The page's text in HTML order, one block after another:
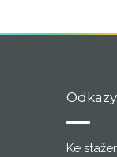
Odkazy
Ke